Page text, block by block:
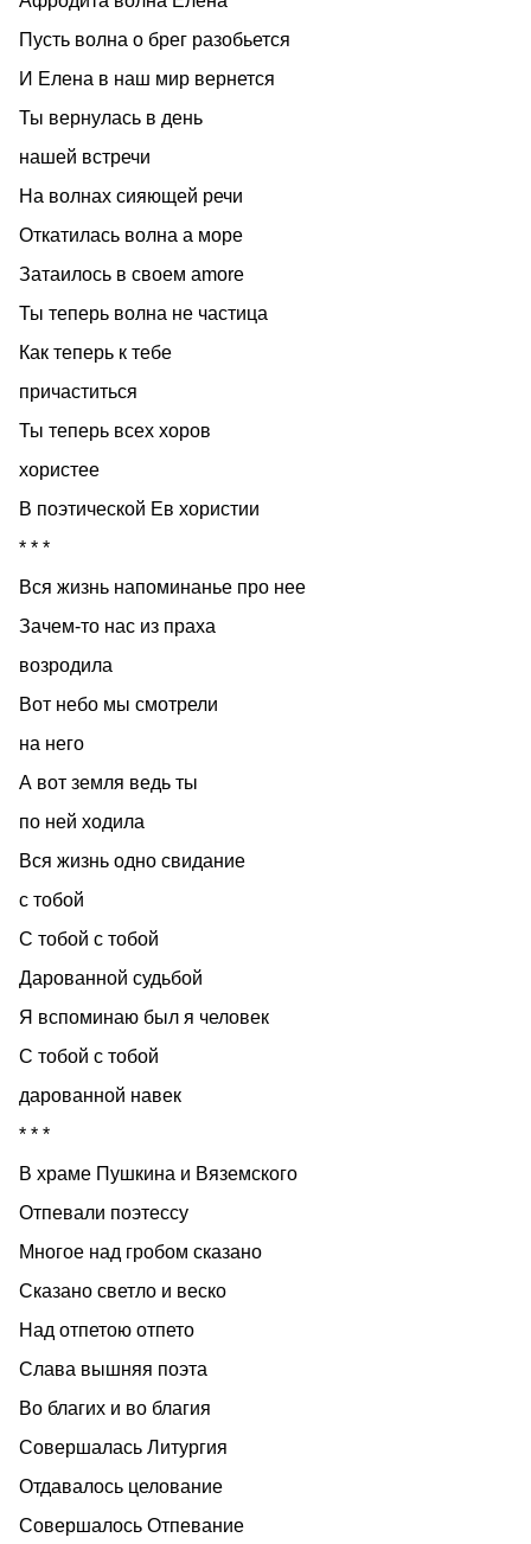
Пусть волна о брег разобьется
И Елена в наш мир вернется
Ты вернулась в день
нашей встречи
На волнах сияющей речи
Откатилась волна а море
Затаилось в своем amore
Ты теперь волна не частица
Как теперь к тебе
причаститься
Ты теперь всех хоров
хористее
В поэтической Ев хористии
* * *
Вся жизнь напоминанье про нее
Зачем-то нас из праха
возродила
Вот небо мы смотрели
на него
А вот земля ведь ты
по ней ходила
Вся жизнь одно свидание
с тобой
С тобой с тобой
Дарованной судьбой
Я вспоминаю был я человек
С тобой с тобой
дарованной навек
* * *
В храме Пушкина и Вяземского
Отпевали поэтессу
Многое над гробом сказано
Сказано светло и веско
Над отпетою отпето
Слава вышняя поэта
Во благих и во благия
Совершалась Литургия
Отдавалось целование
Совершалось Отпевание